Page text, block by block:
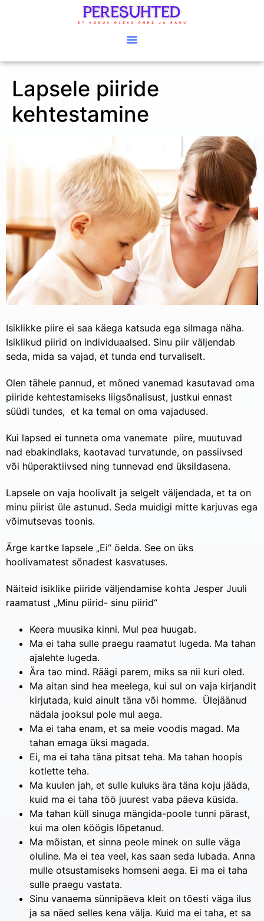
Lapsele piiride
kehtestamine
Isiklikke piire ei saa käega katsuda ega silmaga näha.
Isiklikud piirid on individuaalsed. Sinu piir väljendab
seda, mida sa vajad, et tunda end turvaliselt.
Olen tähele pannud, et mõned vanemad kasutavad oma
piiride kehtestamiseks liigsõnalisust, justkui ennast
süüdi tundes, et ka temal on oma vajadused.
Kui lapsed ei tunneta oma vanemate piire, muutuvad
nad ebakindlaks, kaotavad turvatunde, on passiivsed
või hüperaktiivsed ning tunnevad end üksildasena.
Lapsele on vaja hoolivalt ja selgelt väljendada, et ta on
minu piirist üle astunud. Seda muidigi mitte karjuvas ega
võimutsevas toonis.
Ärge kartke lapsele „Ei“ öelda. See on üks
hoolivamatest sõnadest kasvatuses.
Näiteid isiklike piiride väljendamise kohta Jesper Juuli
raamatust „Minu piirid- sinu piirid“
Keera muusika kinni. Mul pea huugab.
Ma ei taha sulle praegu raamatut lugeda. Ma tahan
ajalehte lugeda.
Ära tao mind. Räägi parem, miks sa nii kuri oled.
Ma aitan sind hea meelega, kui sul on vaja kirjandit
kirjutada, kuid ainult täna või homme. Ülejäänud
nädala jooksul pole mul aega.
Ma ei taha enam, et sa meie voodis magad. Ma
tahan emaga üksi magada.
Ei, ma ei taha täna pitsat teha. Ma tahan hoopis
kotlette teha.
Ma kuulen jah, et sulle kuluks ära täna koju jääda,
kuid ma ei taha töö juurest vaba päeva küsida.
Ma tahan küll sinuga mängida-poole tunni pärast,
kui ma olen köögis lõpetanud.
Ma mõistan, et sinna peole minek on sulle väga
oluline. Ma ei tea veel, kas saan seda lubada. Anna
mulle otsustamiseks homseni aega. Ei ma ei taha
sulle praegu vastata.
Sinu vanaema sünnipäeva kleit on tõesti väga ilus
ja sa näed selles kena välja. Kuid ma ei taha, et sa